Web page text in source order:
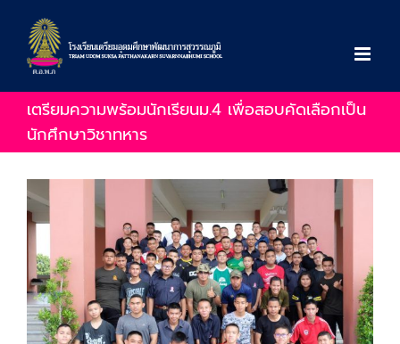
content
เตรียมความพร้อมนักเรียนม.4 เพื่อสอบคัดเลือกเป็น
นักศึกษาวิชาทหาร
Larger
Image